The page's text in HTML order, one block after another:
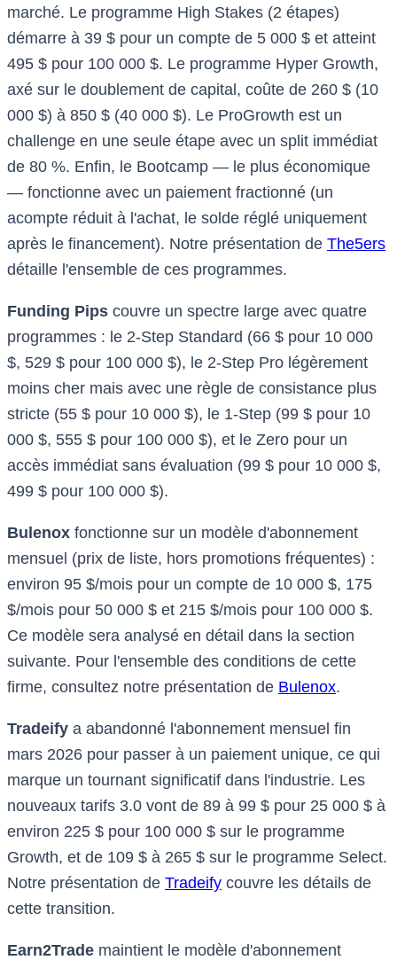
marché. Le programme High Stakes (2 étapes)
démarre à 39 $ pour un compte de 5 000 $ et atteint
495 $ pour 100 000 $. Le programme Hyper Growth,
axé sur le doublement de capital, coûte de 260 $ (10
000 $) à 850 $ (40 000 $). Le ProGrowth est un
challenge en une seule étape avec un split immédiat
de 80 %. Enfin, le Bootcamp — le plus économique
— fonctionne avec un paiement fractionné (un
acompte réduit à l'achat, le solde réglé uniquement
après le financement). Notre présentation de The5ers
détaille l'ensemble de ces programmes.
Funding Pips couvre un spectre large avec quatre
programmes : le 2-Step Standard (66 $ pour 10 000
$, 529 $ pour 100 000 $), le 2-Step Pro légèrement
moins cher mais avec une règle de consistance plus
stricte (55 $ pour 10 000 $), le 1-Step (99 $ pour 10
000 $, 555 $ pour 100 000 $), et le Zero pour un
accès immédiat sans évaluation (99 $ pour 10 000 $,
499 $ pour 100 000 $).
Bulenox fonctionne sur un modèle d'abonnement
mensuel (prix de liste, hors promotions fréquentes) :
environ 95 $/mois pour un compte de 10 000 $, 175
$/mois pour 50 000 $ et 215 $/mois pour 100 000 $.
Ce modèle sera analysé en détail dans la section
suivante. Pour l'ensemble des conditions de cette
firme, consultez notre présentation de Bulenox.
Tradeify a abandonné l'abonnement mensuel fin
mars 2026 pour passer à un paiement unique, ce qui
marque un tournant significatif dans l'industrie. Les
nouveaux tarifs 3.0 vont de 89 à 99 $ pour 25 000 $ à
environ 225 $ pour 100 000 $ sur le programme
Growth, et de 109 $ à 265 $ sur le programme Select.
Notre présentation de Tradeify couvre les détails de
cette transition.
Earn2Trade maintient le modèle d'abonnement